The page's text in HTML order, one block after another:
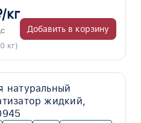
кг
кг)
Добавить в корзину
натуральный
жидкий,